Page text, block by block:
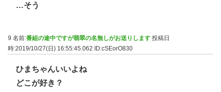
…そう
9 名前:番組の途中ですが翡翠の名無しがお送りします 投稿日
時:2019/10/27(日) 16:55:45.062 ID:cSEorO830
ひまちゃんいいよね
どこが好き？